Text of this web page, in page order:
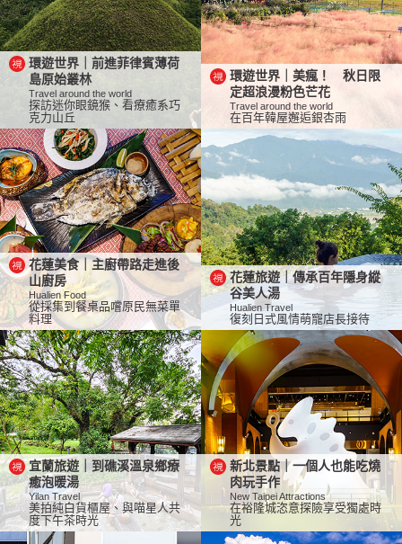
環遊世界｜前進菲律賓薄荷
島原始叢林
Travel around the world
探訪迷你眼鏡猴、看療癒系巧
克力山丘
環遊世界｜美瘋！ 秋日限
定超浪漫粉色芒花
Travel around the world
在百年韓屋邂逅銀杏雨
花蓮美食｜主廚帶路走進後
山廚房
Hualien Food
從採集到餐桌品嚐原民無菜單
料理
花蓮旅遊｜傳承百年隱身縱
谷美人湯
Hualien Travel
復刻日式風情萌寵店長接待
宜蘭旅遊｜到礁溪溫泉鄉療
癒泡暖湯
Yilan Travel
美拍純白貨櫃屋、與喵星人共
度下午茶時光
新北景點｜一個人也能吃燒
肉玩手作
New Taipei Attractions
在裕隆城恣意探險享受獨處時
光